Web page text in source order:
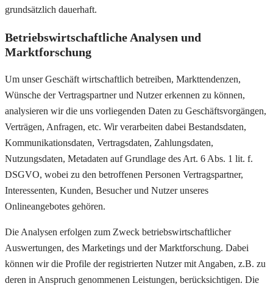
grundsätzlich dauerhaft.
Betriebswirtschaftliche Analysen und
Marktforschung
Um unser Geschäft wirtschaftlich betreiben, Markttendenzen,
Wünsche der Vertragspartner und Nutzer erkennen zu können,
analysieren wir die uns vorliegenden Daten zu Geschäftsvorgängen,
Verträgen, Anfragen, etc. Wir verarbeiten dabei Bestandsdaten,
Kommunikationsdaten, Vertragsdaten, Zahlungsdaten,
Nutzungsdaten, Metadaten auf Grundlage des Art. 6 Abs. 1 lit. f.
DSGVO, wobei zu den betroffenen Personen Vertragspartner,
Interessenten, Kunden, Besucher und Nutzer unseres
Onlineangebotes gehören.
Die Analysen erfolgen zum Zweck betriebswirtschaftlicher
Auswertungen, des Marketings und der Marktforschung. Dabei
können wir die Profile der registrierten Nutzer mit Angaben, z.B. zu
deren in Anspruch genommenen Leistungen, berücksichtigen. Die